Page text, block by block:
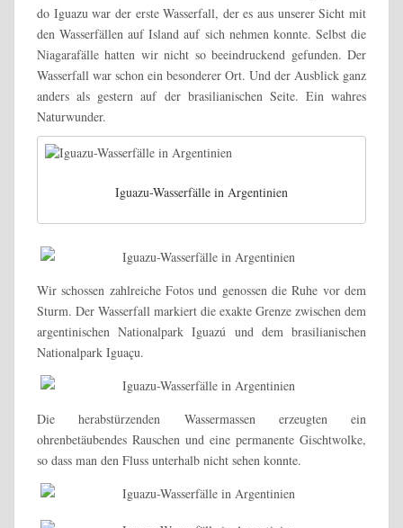
do Iguazu war der erste Wasserfall, der es aus unserer Sicht mit
den Wasserfällen auf Island auf sich nehmen konnte. Selbst die
Niagarafälle hatten wir nicht so beeindruckend gefunden. Der
Wasserfall war schon ein besonderer Ort. Und der Ausblick ganz
anders als gestern auf der brasilianischen Seite. Ein wahres
Naturwunder.
Iguazu-Wasserfälle in Argentinien
Wir schossen zahlreiche Fotos und genossen die Ruhe vor dem
Sturm. Der Wasserfall markiert die exakte Grenze zwischen dem
argentinischen Nationalpark Iguazú und dem brasilianischen
Nationalpark Iguaçu.
Die herabstürzenden Wassermassen erzeugten ein
ohrenbetäubendes Rauschen und eine permanente Gischtwolke,
so dass man den Fluss unterhalb nicht sehen konnte.